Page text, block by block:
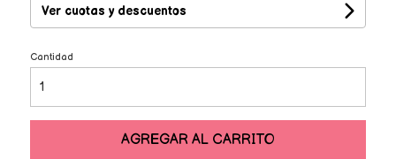
Ver cuotas y descuentos
Cantidad
AGREGAR AL CARRITO